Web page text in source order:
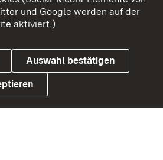
Barrierefreiheit
Cookies
und Google werden auf der
aktiviert.)
Auswahl bestätigen